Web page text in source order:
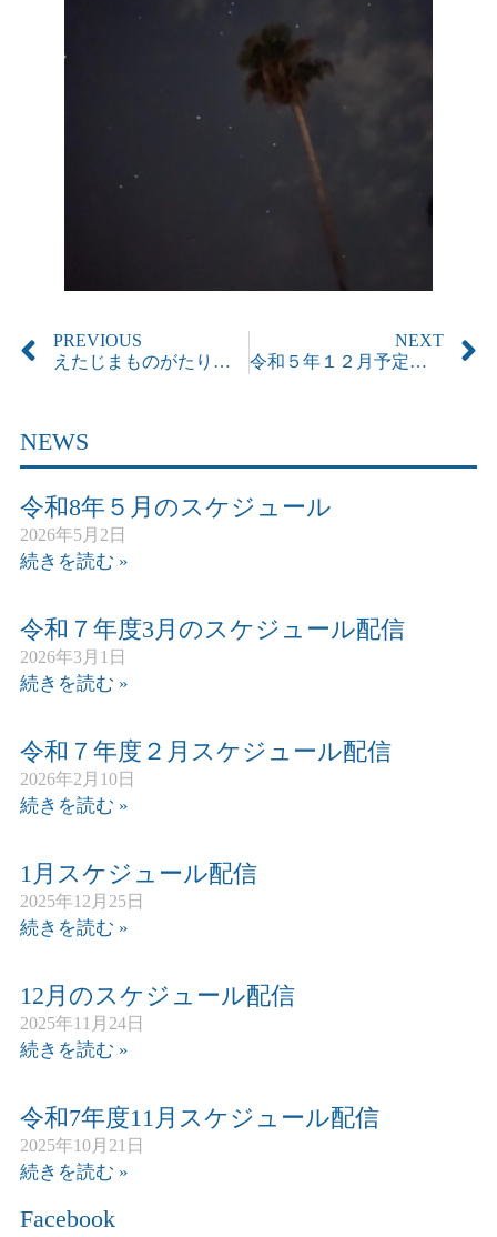
PREVIOUS
えたじまものがたり博覧会2023 その３
NEXT
令和５年１２月予定表 更新しました
NEWS
令和8年５月のスケジュール
2026年5月2日
続きを読む »
令和７年度3月のスケジュール配信
2026年3月1日
続きを読む »
令和７年度２月スケジュール配信
2026年2月10日
続きを読む »
1月スケジュール配信
2025年12月25日
続きを読む »
12月のスケジュール配信
2025年11月24日
続きを読む »
令和7年度11月スケジュール配信
2025年10月21日
続きを読む »
Facebook